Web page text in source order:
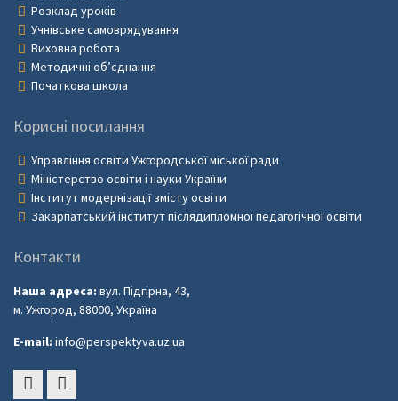
Розклад уроків
Учнівське самоврядування
Виховна робота
Методичні об’єднання
Початкова школа
Корисні посилання
Управління освіти Ужгородської міської ради
Міністерство освіти і науки України
Інститут модернізації змісту освіти
Закарпатський інститут післядипломної педагогічної освіти
Контакти
Наша адреса: вул. Підгірна, 43,
м. Ужгород, 88000, Україна
E-mail: info@perspektyva.uz.ua